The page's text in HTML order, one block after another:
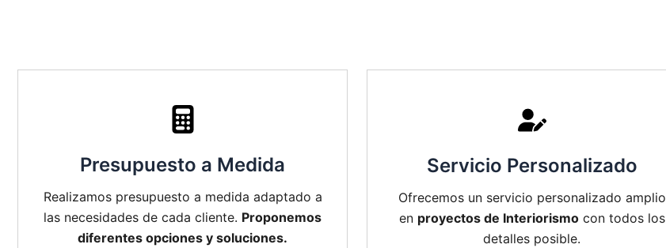
Presupuesto a Medida
Realizamos presupuesto a medida adaptado a
las necesidades de cada cliente. Proponemos
diferentes opciones y soluciones.
Servicio Personalizado
Ofrecemos un servicio personalizado amplio
en proyectos de Interiorismocon todos los
detalles posible.